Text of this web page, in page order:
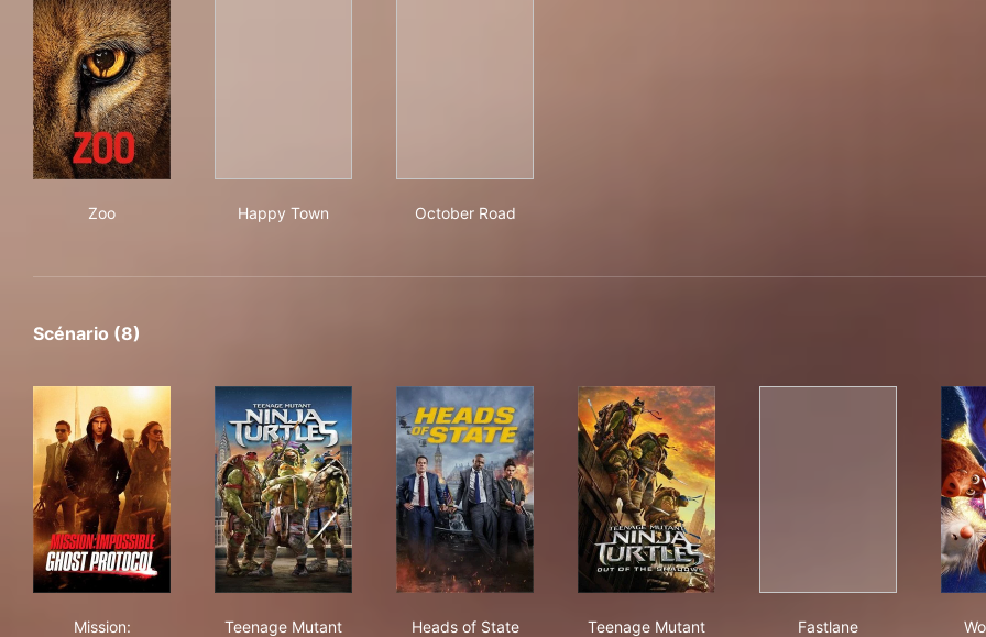
Zoo
Happy Town
October Road
Scénario (8)
Mission:
Teenage Mutant
Heads of State
Teenage Mutant
Fastlane